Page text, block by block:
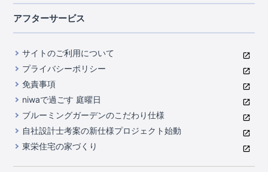
中部
山梨県
静岡県
滋賀県
京都府
中国・四国
岡山県
広島県
九州・沖縄
福岡県
熊本県
室内空間を快適に保つ断熱性能
コストパフォーマンスに自信
充実のアフターサポート
第三者評価によるお墨付き
家づくりのプロにも選ばれるブルーミングガーデン
住んでみるとじわじわ伝わる暮らしやすさへのこだわり
自社一貫体制
ご紹介制度のご案内
東栄INDEX（用語集）
アフターサービス
サイトのご利用について
プライバシーポリシー
免責事項
niwaで過ごす 庭曜日
ブルーミングガーデンのこだわり仕様
自社設計士考案の新仕様プロジェクト始動
東栄住宅の家づくり